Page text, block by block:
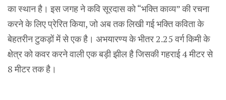
का स्थान है। इस जगह ने कवि सूरदास को “भक्ति काव्य” की रचना
करने के लिए प्रेरित किया, जो अब तक लिखी गई भक्ति कविता के
बेहतरीन टुकड़ों में से एक है। अभयारण्य के भीतर 2.25 वर्ग किमी के
क्षेत्र को कवर करने वाली एक बड़ी झील है जिसकी गहराई 4 मीटर से
8 मीटर तक है।